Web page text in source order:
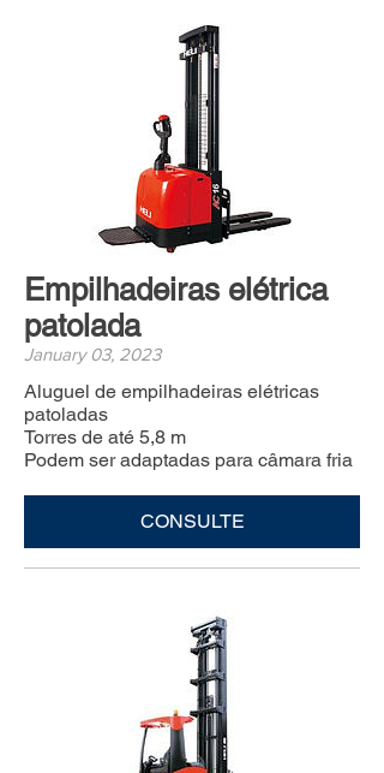
Empilhadeiras elétrica
patolada
January 03, 2023
Aluguel de empilhadeiras elétricas
patoladas
Torres de até 5,8 m
Podem ser adaptadas para câmara fria
CONSULTE